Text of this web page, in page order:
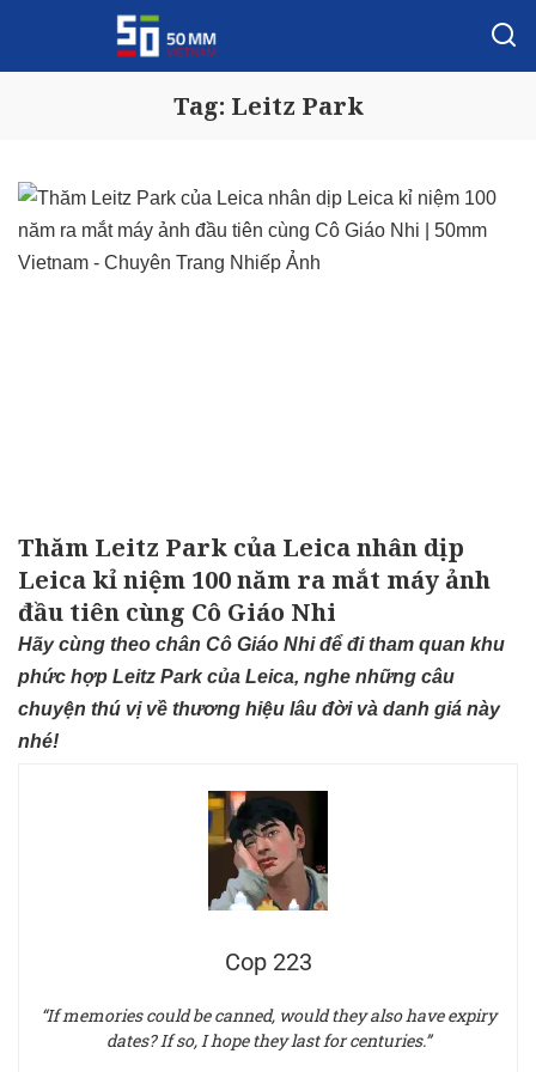
Tag: Leitz Park
Thăm Leitz Park của Leica nhân dịp
Leica kỉ niệm 100 năm ra mắt máy ảnh
đầu tiên cùng Cô Giáo Nhi
Hãy cùng theo chân Cô Giáo Nhi để đi tham quan khu
phức hợp Leitz Park của Leica, nghe những câu
chuyện thú vị về thương hiệu lâu đời và danh giá này
nhé!
Cop 223
“If memories could be canned, would they also have expiry
dates? If so, I hope they last for centuries.”